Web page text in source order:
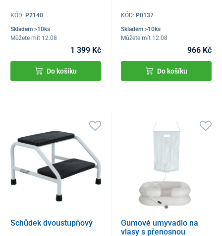
KÓD: P2140
Skladem >10ks
Můžete mít 12.08
1 399 Kč
Do košíku
KÓD: P0137
Skladem >10ks
Můžete mít 12.08
966 Kč
Do košíku
Schůdek dvoustupňový
Gumové umyvadlo na
vlasy s přenosnou